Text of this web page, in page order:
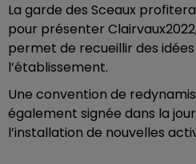
La garde des Sceaux
pour présenter
permet de recueillir des
l’établissement.
Une convention de
également signée dans la
l’installation de nouvelles